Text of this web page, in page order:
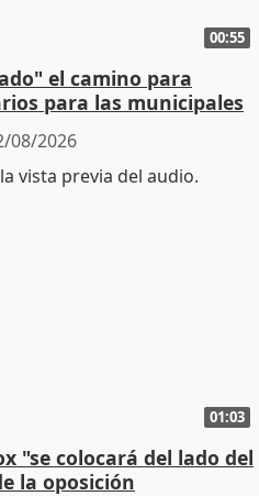
00:55
el camino para
para las municipales
08/2026
01:03
"se colocará del lado del
la oposición